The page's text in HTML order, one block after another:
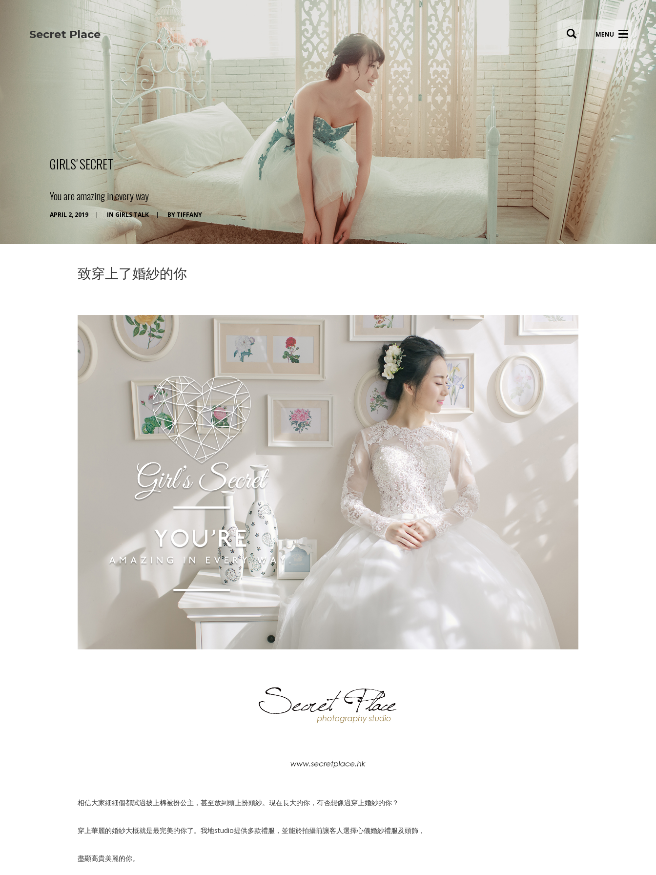
Secret Place Info
About Us
Our Studio
Our Team
Contact Us
Blog
Studio Theme
Victoria
Napoleon
Tiffany Love
Coffee & Tea
Apartment
Paperwork
Lovers Secret MIX
Lovers Secret Japan
Girls Secret
Together Secret
Wedding Secret
Wedding Venue
Wedding Day
Wedding Live Stream
Wedding Photo Booth
Photo Booth
Newsletter
Most breathtaking wedding venues!
GIRLS' SECRET
You are amazing in every way
APRIL 2, 2019 | IN GIRLS TALK | BYTIFFANY
致穿上了婚紗的你
相信大家細細個都試過披上棉被扮公主，甚至放到頭上扮頭紗。現在長大的你，有否想像過穿上婚紗的你？
穿上華麗的婚紗大概就是最完美的你了。我地studio提供多款禮服，並能於拍攝前讓客人選擇心儀婚紗禮服及頭飾，
盡顯高貴美麗的你。